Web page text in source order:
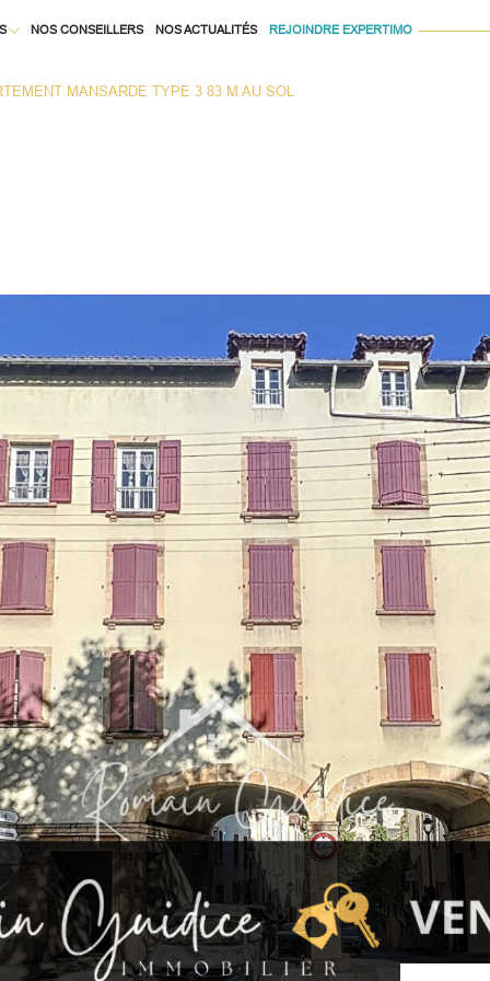
À LA LOCATION
NOS CONSEILLERS NOS ACTUALITÉS REJOINDRE EXPERTIMO
MANSARDE TYPE 3 83 M AU SOL